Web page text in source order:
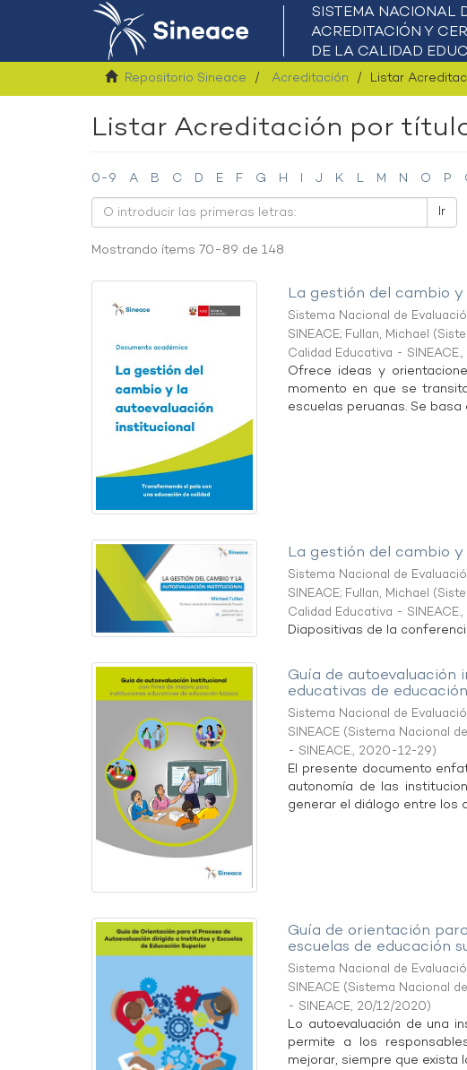
Repositorio Sineace Acreditación Listar
Listar Acreditación por
0-9 A B C D E F G H I J K L M N O P
Ir
Mostrando ítems 70-89 de 148
La gestión del cambio
Sistema Nacional de
SINEACE; Fullan, Michael (
Calidad Educativa - SINEACE.,
Ofrece ideas y
momento en que se
escuelas peruanas. Se basa
La gestión del cambio
Sistema Nacional de
SINEACE; Fullan, Michael (
Calidad Educativa - SINEACE.,
Diapositivas de la
Guía de
educativas de
Sistema Nacional de
SINEACE (Sistema Nacional
- SINEACE., 2020-12-29)
El presente documento
autonomía de las
generar el diálogo entre los
Guía de orientación
escuelas de educación
Sistema Nacional de
SINEACE (Sistema Nacional
- SINEACE, 20/12/2020)
Lo autoevaluación de una
permite a los
mejorar, siempre que exista